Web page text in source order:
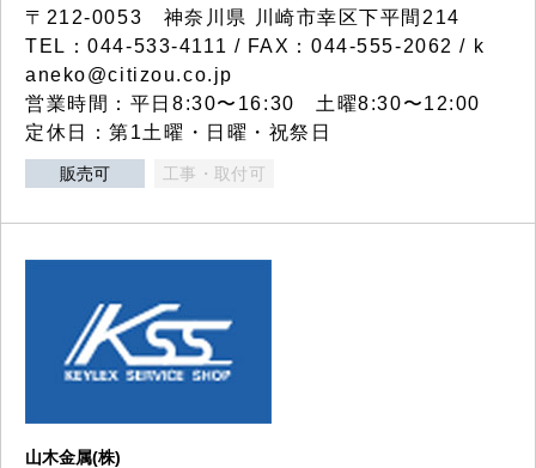
〒212-0053 神奈川県 川崎市幸区下平間214
TEL：044-533-4111 / FAX：044-555-2062 / k
aneko@citizou.co.jp
営業時間：平日8:30〜16:30 土曜8:30〜12:00
定休日：第1土曜・日曜・祝祭日
販売可 工事・取付可
山木金属(株)